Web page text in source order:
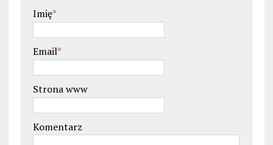
Imię*
Email*
Strona www
Komentarz